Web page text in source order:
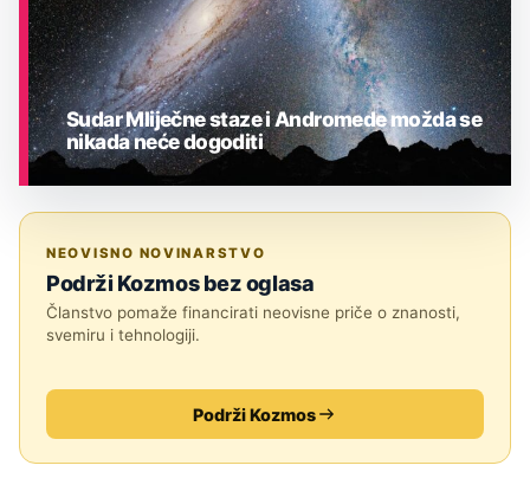
Sudar Mliječne staze i Andromede možda se
nikada neće dogoditi
NEOVISNO NOVINARSTVO
Podrži Kozmos bez oglasa
Članstvo pomaže financirati neovisne priče o znanosti,
svemiru i tehnologiji.
Podrži Kozmos